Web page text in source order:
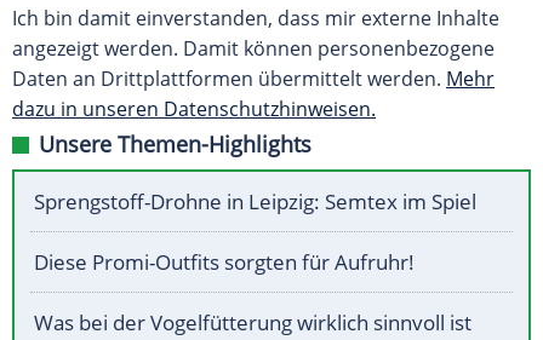
Ich bin damit einverstanden, dass mir externe Inhalte
angezeigt werden. Damit können personenbezogene
Daten an Drittplattformen übermittelt werden. Mehr
dazu in unseren Datenschutzhinweisen.
Unsere Themen-Highlights
Sprengstoff-Drohne in Leipzig: Semtex im Spiel
Diese Promi-Outfits sorgten für Aufruhr!
Was bei der Vogelfütterung wirklich sinnvoll ist